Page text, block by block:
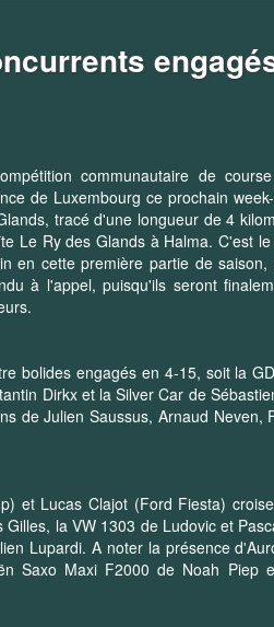
communautaire de
de Luxembourg ce prochain
tracé d'une longueur de 4
Le Ry des Glands à Halma. C'est
en cette première partie de
à l'appel, puisqu'ils seront
bolides engagés en 4-15, soit la
Dirkx et la Silver Car de
de Julien Saussus, Arnaud Neven,
et Lucas Clajot (Ford Fiesta)
la VW 1303 de Ludovic et
Lupardi. A noter la présence
Saxo Maxi F2000 de Noah Piep